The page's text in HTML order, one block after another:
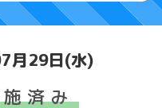
月29日(水)
済み